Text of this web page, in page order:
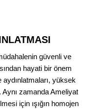
güvenli ve
hayati bir önem
yüksek
Aynı zamanda Ameliyat
için ışığın homojen